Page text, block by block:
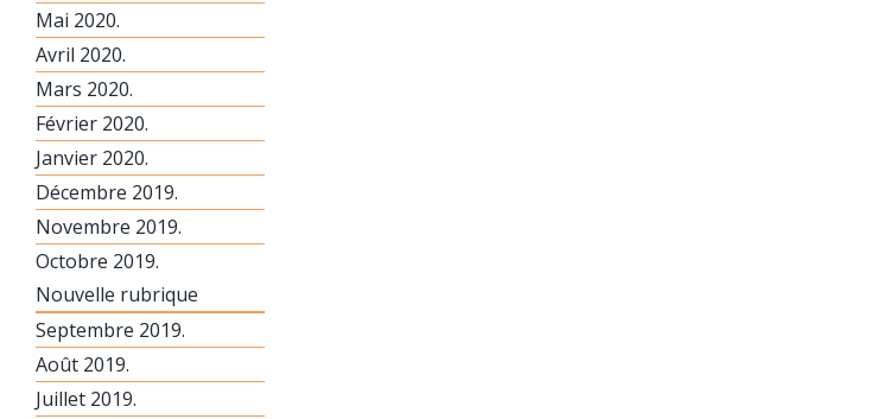
Mai 2020.
Avril 2020.
Mars 2020.
Février 2020.
Janvier 2020.
Décembre 2019.
Novembre 2019.
Octobre 2019.
Nouvelle rubrique
Septembre 2019.
Août 2019.
Juillet 2019.